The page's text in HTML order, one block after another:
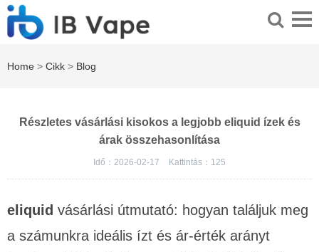
Home > Cikk > Blog
Részletes vásárlási kisokos a legjobb eliquid ízek és
árak összehasonlítása
Idő：2026-02-17 Kattintás： 125
eliquid vásárlási útmutató: hogyan találjuk meg
a számunkra ideális ízt és ár-érték arányt